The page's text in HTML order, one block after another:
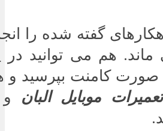
گفته شده را
هم می توانید در
کامنت بپرسید و
تعمیرات موبایل البان